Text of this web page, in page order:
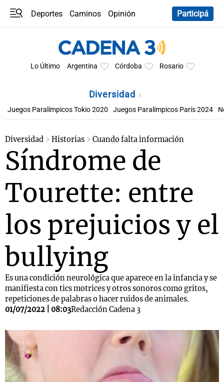
Deportes Caminos
Opinión
Participá
Lo Último Argentina Córdoba Rosario
Diversidad
Juegos Paralímpicos Tokio 2020 Juegos Paralímpicos París 2024
Diversidad Historias Cuando falta información
Síndrome de
Tourette: entre
los prejuicios y el
bullying
Es una condición neurológica que aparece en la infancia y se
manifiesta con tics motrices y otros sonoros como gritos,
repeticiones de palabras o hacer ruidos de animales.
01/07/2022 | 08:03Redacción Cadena 3